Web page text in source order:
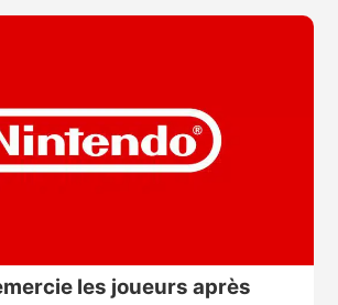
les joueurs après